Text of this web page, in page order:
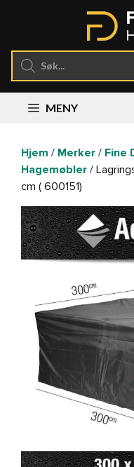
Products
search
MENY
Hjem / Merker / Fine
Hagemøbler /
cm ( 600151)